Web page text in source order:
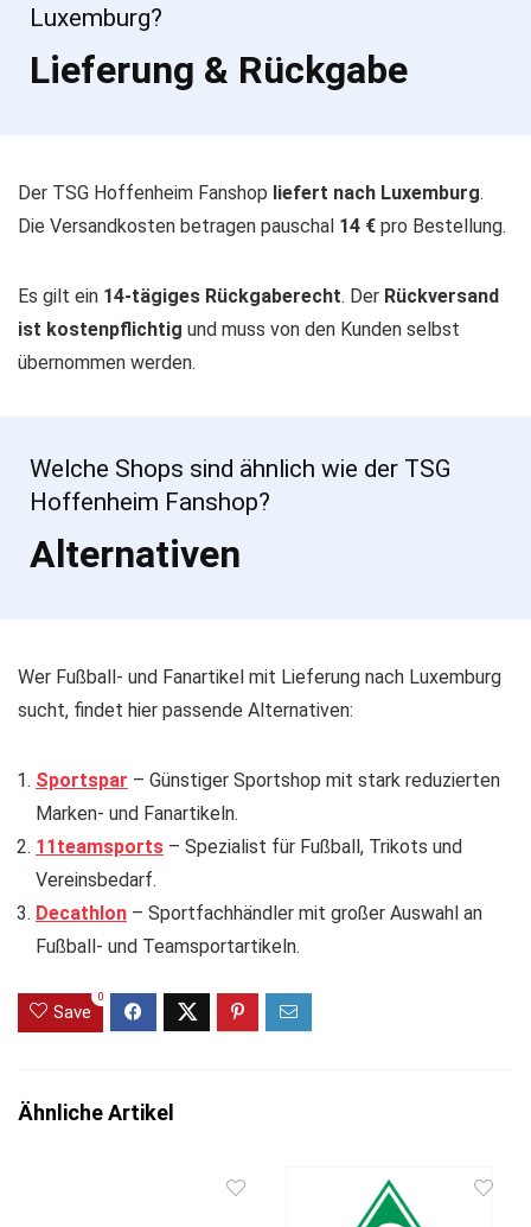
Luxemburg?
Lieferung & Rückgabe
Der TSG Hoffenheim Fanshop liefert nach Luxemburg.
Die Versandkosten betragen pauschal 14 € pro Bestellung.
Es gilt ein 14-tägiges Rückgaberecht. Der Rückversand
ist kostenpflichtig und muss von den Kunden selbst
übernommen werden.
Welche Shops sind ähnlich wie der TSG
Hoffenheim Fanshop?
Alternativen
Wer Fußball- und Fanartikel mit Lieferung nach Luxemburg
sucht, findet hier passende Alternativen:
Sportspar – Günstiger Sportshop mit stark reduzierten
Marken- und Fanartikeln.
11teamsports – Spezialist für Fußball, Trikots und
Vereinsbedarf.
Decathlon – Sportfachhändler mit großer Auswahl an
Fußball- und Teamsportartikeln.
Save
0
Ähnliche Artikel